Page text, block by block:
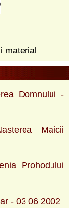
material
Domnului -
Maicii
Prohodului
- 03 06 2002